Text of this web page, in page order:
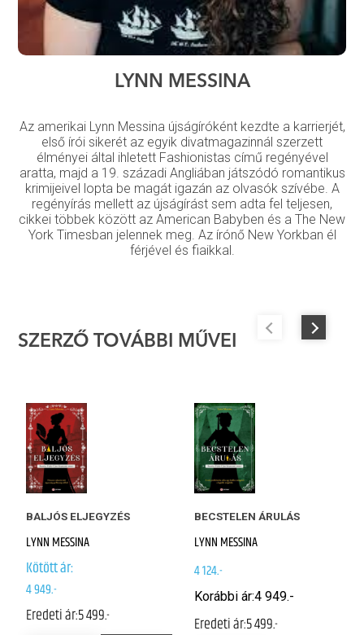
LYNN MESSINA
Az amerikai Lynn Messina újságíróként kezdte a karrierjét,
első írói sikerét az egyik divatmagazinnál szerzett
élményei által ihletett Fashionistas című regényével
aratta, majd a 19. századi Angliában játszódó romantikus
krimijeivel lopta be magát igazán az olvasók szívébe. A
regényírás mellett az újságírást sem adta fel teljesen,
cikkei többek között az American Babyben és a The New
York Timesban jelennek meg. Az írónő New Yorkban él
férjével és fiaikkal.
SZERZŐ TOVÁBBI MŰVEI
BALJÓS ELJEGYZÉS
LYNN MESSINA
Kötött ár:
4 949.-
Eredeti ár:5 499.-
BECSTELEN ÁRULÁS
LYNN MESSINA
4 124.-
Korábbi ár:4 949.-
Eredeti ár:5 499.-